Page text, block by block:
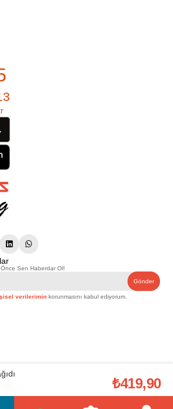
Sen Haberdar Ol!
Gönder
verilerimin korunmasını kabul ediyorum.
Afeks Yapı Market
. Tüm hakları saklıdır.
ticari amaçlıdır. Web sitemizde yer alan
ait olup, firmamızın yazılı izni alınmadan
İçeriklerin izin alınmadan kopyalanması ve
₺419,90